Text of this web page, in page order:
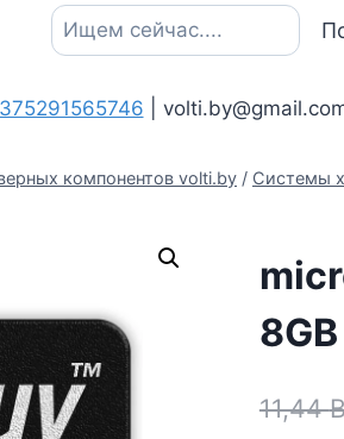
|
компонентов volti.by / Системы
11,44